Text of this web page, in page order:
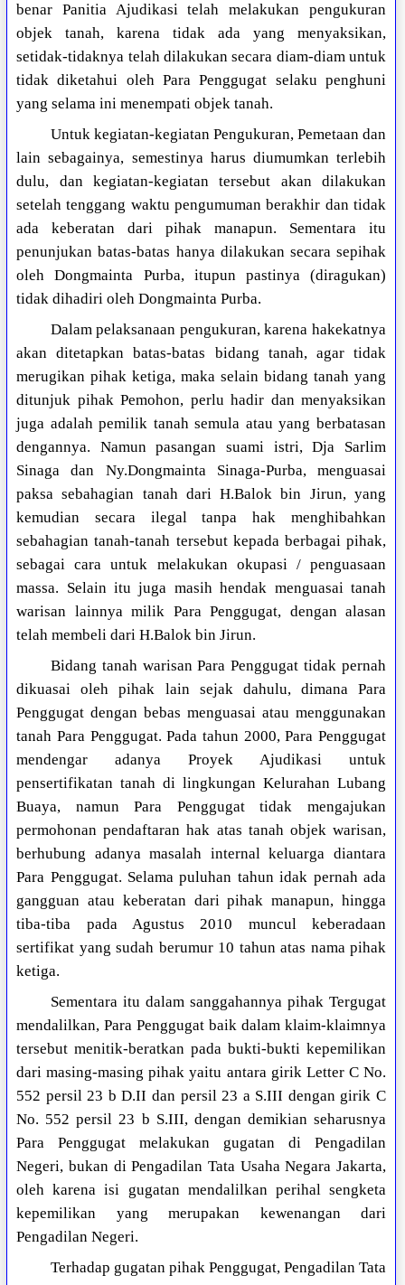
benar Panitia Ajudikasi telah melakukan pengukuran
objek tanah, karena tidak ada yang menyaksikan,
setidak-tidaknya telah dilakukan secara diam-diam untuk
tidak diketahui oleh Para Penggugat selaku penghuni
yang selama ini menempati objek tanah.
Untuk kegiatan-kegiatan Pengukuran, Pemetaan dan
lain sebagainya, semestinya harus diumumkan terlebih
dulu, dan kegiatan-kegiatan tersebut akan dilakukan
setelah tenggang waktu pengumuman berakhir dan tidak
ada keberatan dari pihak manapun. Sementara itu
penunjukan batas-batas hanya dilakukan secara sepihak
oleh Dongmainta Purba, itupun pastinya (diragukan)
tidak dihadiri oleh Dongmainta Purba.
Dalam pelaksanaan pengukuran, karena hakekatnya
akan ditetapkan batas-batas bidang tanah, agar tidak
merugikan pihak ketiga, maka selain bidang tanah yang
ditunjuk pihak Pemohon, perlu hadir dan menyaksikan
juga adalah pemilik tanah semula atau yang berbatasan
dengannya. Namun pasangan suami istri, Dja Sarlim
Sinaga dan Ny.Dongmainta Sinaga-Purba, menguasai
paksa sebahagian tanah dari H.Balok bin Jirun, yang
kemudian secara ilegal tanpa hak menghibahkan
sebahagian tanah-tanah tersebut kepada berbagai pihak,
sebagai cara untuk melakukan okupasi / penguasaan
massa. Selain itu juga masih hendak menguasai tanah
warisan lainnya milik Para Penggugat, dengan alasan
telah membeli dari H.Balok bin Jirun.
Bidang tanah warisan Para Penggugat tidak pernah
dikuasai oleh pihak lain sejak dahulu, dimana Para
Penggugat dengan bebas menguasai atau menggunakan
tanah Para Penggugat. Pada tahun 2000, Para Penggugat
mendengar adanya Proyek Ajudikasi untuk
pensertifikatan tanah di lingkungan Kelurahan Lubang
Buaya, namun Para Penggugat tidak mengajukan
permohonan pendaftaran hak atas tanah objek warisan,
berhubung adanya masalah internal keluarga diantara
Para Penggugat. Selama puluhan tahun idak pernah ada
gangguan atau keberatan dari pihak manapun, hingga
tiba-tiba pada Agustus 2010 muncul keberadaan
sertifikat yang sudah berumur 10 tahun atas nama pihak
ketiga.
Sementara itu dalam sanggahannya pihak Tergugat
mendalilkan, Para Penggugat baik dalam klaim-klaimnya
tersebut menitik-beratkan pada bukti-bukti kepemilikan
dari masing-masing pihak yaitu antara girik Letter C No.
552 persil 23 b D.II dan persil 23 a S.III dengan girik C
No. 552 persil 23 b S.III, dengan demikian seharusnya
Para Penggugat melakukan gugatan di Pengadilan
Negeri, bukan di Pengadilan Tata Usaha Negara Jakarta,
oleh karena isi gugatan mendalilkan perihal sengketa
kepemilikan yang merupakan kewenangan dari
Pengadilan Negeri.
Terhadap gugatan pihak Penggugat, Pengadilan Tata